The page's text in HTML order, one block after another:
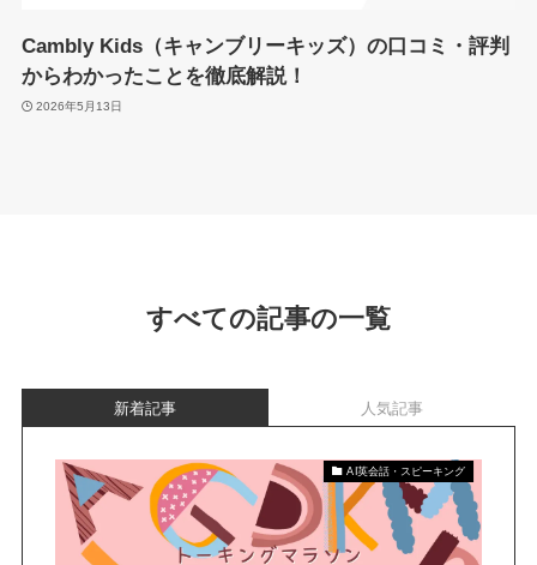
Cambly Kids（キャンブリーキッズ）の口コミ・評判
からわかったことを徹底解説！
2026年5月13日
すべての記事の一覧
新着記事 人気記事
AI英会話・スピーキング